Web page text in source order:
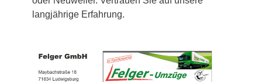
langjährige Erfahrung.